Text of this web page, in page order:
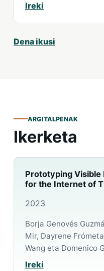
Ireki
Dena ikusi
ARGITALPENAK
Ikerketa
Prototyping Visible
for the Internet of
2023
Borja Genovés
Mir, Dayrene
Wang eta Domenico
Ireki